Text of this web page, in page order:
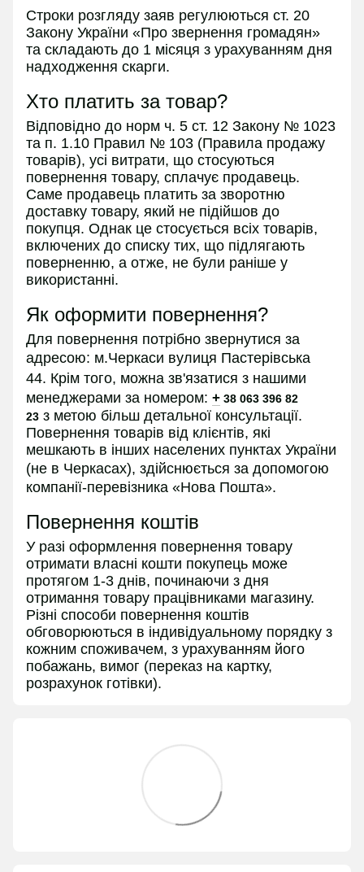
Строки розгляду заяв регулюються ст. 20
Закону України «Про звернення громадян»
та складають до 1 місяця з урахуванням дня
надходження скарги.
Хто платить за товар?
Відповідно до норм ч. 5 ст. 12 Закону № 1023
та п. 1.10 Правил № 103 (Правила продажу
товарів), усі витрати, що стосуються
повернення товару, сплачує продавець.
Саме продавець платить за зворотню
доставку товару, який не підійшов до
покупця. Однак це стосується всіх товарів,
включених до списку тих, що підлягають
поверненню, а отже, не були раніше у
використанні.
Як оформити повернення?
Для повернення потрібно звернутися за
адресою: м.Черкаси вулиця Пастерівська
44. Крім того, можна зв'язатися з нашими
менеджерами за номером: + 38 063 396 82
23 з метою більш детальної консультації.
Повернення товарів від клієнтів, які
мешкають в інших населених пунктах України
(не в Черкасах), здійснюється за допомогою
компанії-перевізника «Нова Пошта».
Повернення коштів
У разі оформлення повернення товару
отримати власні кошти покупець може
протягом 1-3 днів, починаючи з дня
отримання товару працівниками магазину.
Різні способи повернення коштів
обговорюються в індивідуальному порядку з
кожним споживачем, з урахуванням його
побажань, вимог (переказ на картку,
розрахунок готівки).